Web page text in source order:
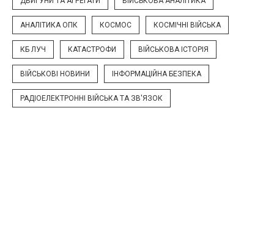
АНАЛІТИКА ОПК КОСМОС КОСМІЧНІ ВІЙСЬКА
КБ ЛУЧ КАТАСТРОФИ ВІЙСЬКОВА ІСТОРІЯ
ВІЙСЬКОВІ НОВИНИ ІНФОРМАЦІЙНА БЕЗПЕКА
РАДІОЕЛЕКТРОННІ ВІЙСЬКА ТА ЗВ'ЯЗОК